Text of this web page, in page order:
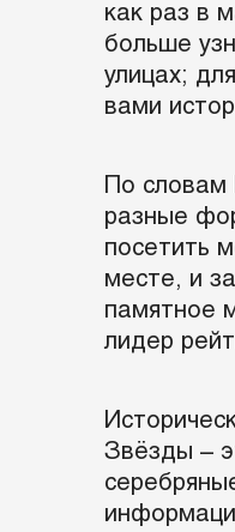
как раз в
больше
улицах;
вами
По
разные
посетить
месте, и
памятное
лидер
Звёзды –